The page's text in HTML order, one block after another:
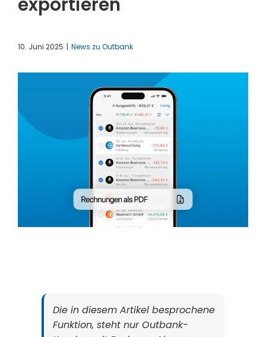
10. Juni 2025 | News zu Outbank
Die in diesem Artikel besprochene
Funktion, steht nur Outbank-